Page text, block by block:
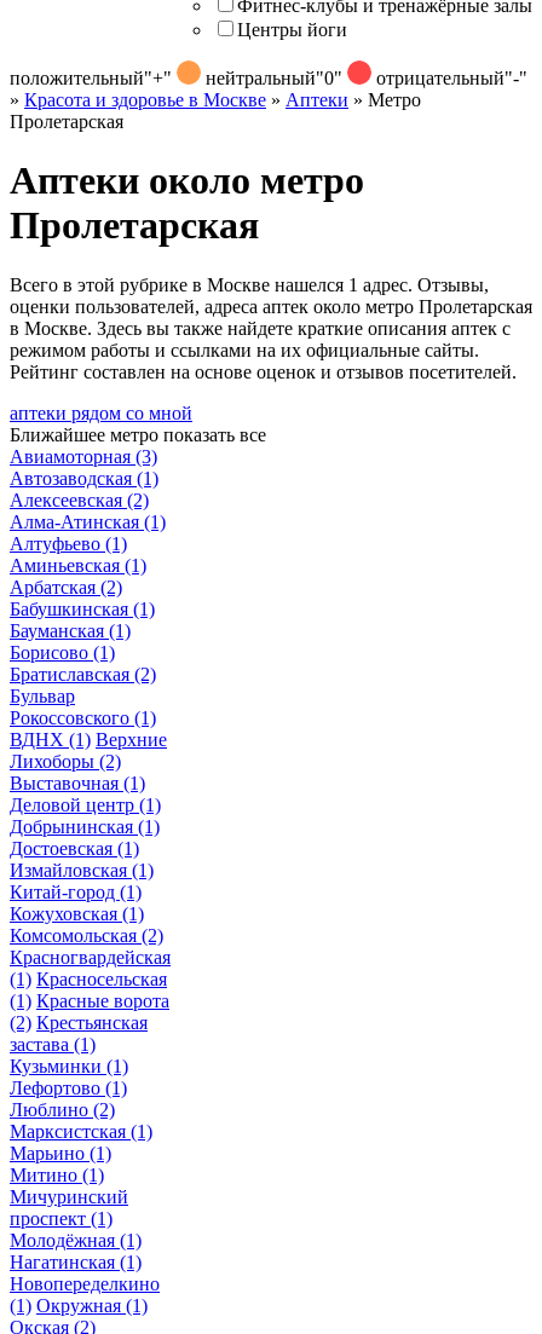
Фитнес-клубы и тренажёрные залы
Центры йоги
положительный"+" нейтральный"0" отрицательный"-"
» Красота и здоровье в Москве » Аптеки » Метро
Пролетарская
Аптеки около метро
Пролетарская
Всего в этой рубрике в Москве нашелся 1 адрес. Отзывы,
оценки пользователей, адреса аптек около метро Пролетарская
в Москве. Здесь вы также найдете краткие описания аптек с
режимом работы и ссылками на их официальные сайты.
Рейтинг составлен на основе оценок и отзывов посетителей.
аптеки рядом со мной
Ближайшее метро показать все
Авиамоторная (3)
Автозаводская (1)
Алексеевская (2)
Алма-Атинская (1)
Алтуфьево (1)
Аминьевская (1)
Арбатская (2)
Бабушкинская (1)
Бауманская (1)
Борисово (1)
Братиславская (2)
Бульвар
Рокоссовского (1)
ВДНХ (1) Верхние
Лихоборы (2)
Выставочная (1)
Деловой центр (1)
Добрынинская (1)
Достоевская (1)
Измайловская (1)
Китай-город (1)
Кожуховская (1)
Комсомольская (2)
Красногвардейская
(1) Красносельская
(1) Красные ворота
(2) Крестьянская
застава (1)
Кузьминки (1)
Лефортово (1)
Люблино (2)
Марксистская (1)
Марьино (1)
Митино (1)
Мичуринский
проспект (1)
Молодёжная (1)
Нагатинская (1)
Новопеределкино
(1) Окружная (1)
Окская (2)